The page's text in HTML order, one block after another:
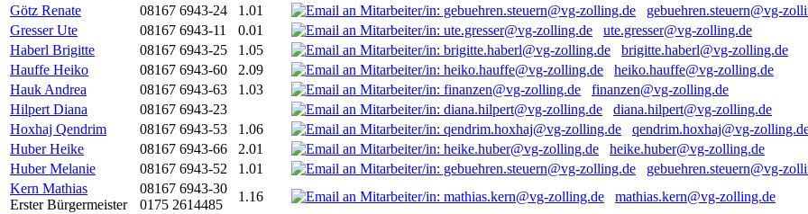
Götz Renate
08167 6943-24 1.01
gebuehren.steuern@vg-
Gresser Ute
08167 6943-11 0.01
ute.gresser@vg-zolling.de
Haberl Brigitte
08167 6943-25 1.05
brigitte.haberl@vg-zolling.de
Hauffe Heiko
08167 6943-60 2.09
heiko.hauffe@vg-zolling.de
Hauk Andrea
08167 6943-63 1.03
finanzen@vg-zolling.de
Hilpert Diana
08167 6943-23
diana.hilpert@vg-zolling.de
Hoxhaj Qendrim
08167 6943-53 1.06
qendrim.hoxhaj@vg-
Huber Heike
08167 6943-66 2.01
heike.huber@vg-zolling.de
Huber Melanie
08167 6943-52 1.01
gebuehren.steuern@vg-
Kern Mathias
Erster Bürgermeister
08167 6943-30
0175 2614485
1.16
mathias.kern@vg-zolling.de